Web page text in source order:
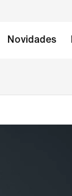
Novidades